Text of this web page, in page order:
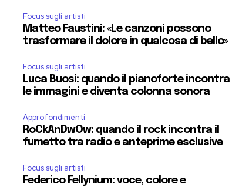
Focus sugli artisti
Matteo Faustini: «Le canzoni possono
trasformare il dolore in qualcosa di bello»
Focus sugli artisti
Luca Buosi: quando il pianoforte incontra
le immagini e diventa colonna sonora
Approfondimenti
RoCkAnDwOw: quando il rock incontra il
fumetto tra radio e anteprime esclusive
Focus sugli artisti
Federico Fellynium: voce, colore e